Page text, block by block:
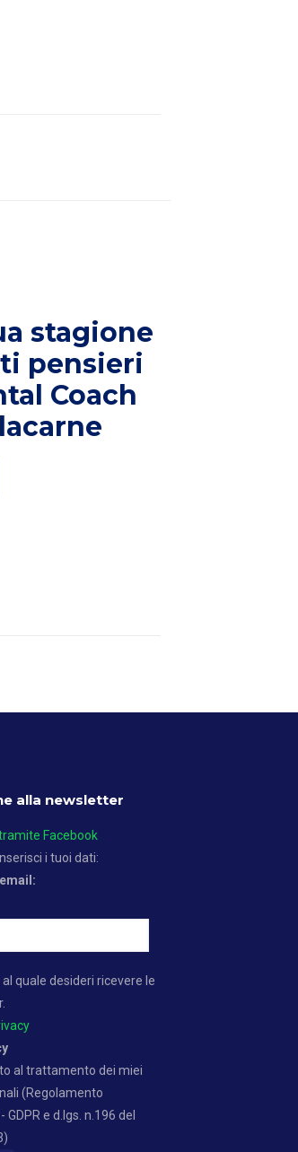
stagione
pensieri
Coach
alla newsletter
i tuoi dati:
al quale desideri ricevere le
al trattamento dei miei
(Regolamento
GDPR e d.lgs. n.196 del